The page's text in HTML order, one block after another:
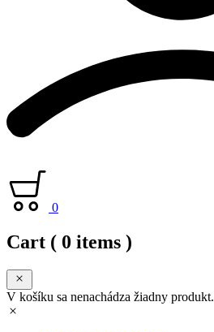
0
Cart ( 0 items )
V košíku sa nenachádza žiadny produkt.